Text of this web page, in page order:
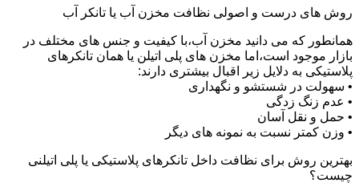
روش های درست و اصولی نظافت مخزن آب یا تانکر آب
همانطور که می دانید مخزن آب،با کیفیت و جنس های مختلف در
بازار موجود است،اما مخزن های پلی اتیلن یا همان تانکرهای
پلاستیکی به دلایل زیر اقبال بیشتری دارند:
• سهولت در شستشو و نگهداری
• عدم زنگ زدگی
• حمل و نقل آسان
• وزن کمتر نسبت به نمونه های دیگر
بهترین روش برای نظافت داخل تانکرهای پلاستیکی یا پلی اتیلنی
چیست؟